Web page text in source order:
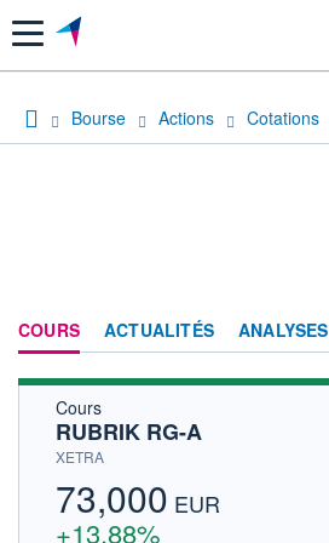
Menu
Bourse Actions Cotations
COURS ACTUALITÉS ANALYSES
Cours
RUBRIK RG-A
XETRA
73,000 EUR
+13,88%